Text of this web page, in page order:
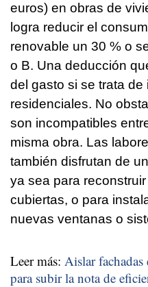
euros) en obras de
logra reducir el
renovable un 30 % o
o B. Una deducción
del gasto si se trata
residenciales. No
son incompatibles
misma obra. Las
también disfrutan de un
ya sea para
cubiertas, o para
nuevas ventanas o
Leer más: Aislar fachadas
para subir la nota de